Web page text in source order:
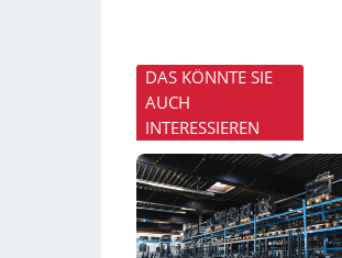
DAS KÖNNTE SIE
AUCH
INTERESSIEREN